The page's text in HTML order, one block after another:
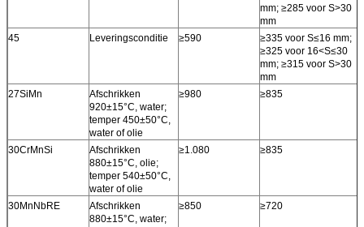
mm; ≥285 voor S>30
mm
45
Leveringsconditie ≥590
≥335 voor S≤16 mm;
≥325 voor 16<S≤30
mm; ≥315 voor S>30
mm
27SiMn
Afschrikken
920±15°C, water;
temper 450±50°C,
water of olie
≥980 ≥835
30CrMnSi
Afschrikken
880±15°C, olie;
temper 540±50°C,
water of olie
≥1.080 ≥835
30MnNbRE
Afschrikken
880±15°C, water;
≥850 ≥720